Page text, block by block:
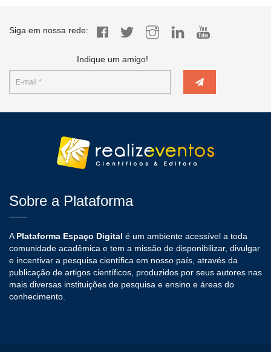
Siga em nossa rede:
Indique um amigo!
Sobre a Plataforma
A Plataforma Espaço Digital é um ambiente acessível a toda
comunidade acadêmica e tem a missão de disponibilizar, divulgar
e incentivar a pesquisa científica em nosso país, através da
publicação de artigos científicos, produzidos por seus autores nas
mais diversas instituições de pesquisa e ensino e áreas do
conhecimento.